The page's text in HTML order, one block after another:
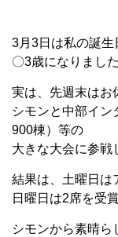
3月3日は私の誕生
〇3歳になりまし
実は、先週末はお
シモンと中部イン
900棟）等の
大きな大会に参戦
結果は、土曜日は
日曜日は2席を受
シモンから素晴ら